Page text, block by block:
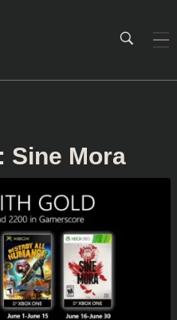
Sine Mora